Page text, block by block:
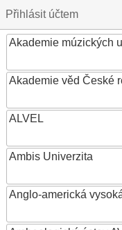
Přihlásit účtem
Akademie múzických
Akademie věd České
ALVEL
Ambis Univerzita
Anglo-americká